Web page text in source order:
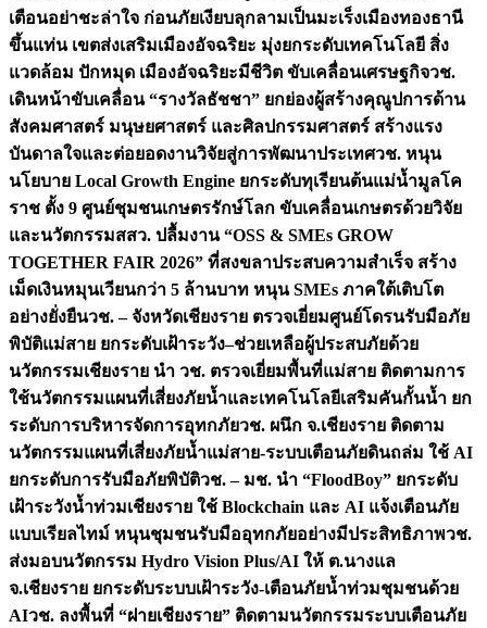
เตือนอย่าชะล่าใจ ก่อนภัยเงียบลุกลามเป็นมะเร็งเมืองทองธานี
ขึ้นแท่น เขตส่งเสริมเมืองอัจฉริยะ มุ่งยกระดับเทคโนโลยี สิ่ง
แวดล้อม ปักหมุด เมืองอัจฉริยะมีชีวิต ขับเคลื่อนเศรษฐกิจวช.
เดินหน้าขับเคลื่อน “รางวัลธัชชา” ยกย่องผู้สร้างคุณูปการด้าน
สังคมศาสตร์ มนุษยศาสตร์ และศิลปกรรมศาสตร์ สร้างแรง
บันดาลใจและต่อยอดงานวิจัยสู่การพัฒนาประเทศวช. หนุน
นโยบาย Local Growth Engine ยกระดับทุเรียนต้นแม่น้ำมูลโค
ราช ตั้ง 9 ศูนย์ชุมชนเกษตรรักษ์โลก ขับเคลื่อนเกษตรด้วยวิจัย
และนวัตกรรมสสว. ปลื้มงาน “OSS & SMEs GROW
TOGETHER FAIR 2026” ที่สงขลาประสบความสำเร็จ สร้าง
เม็ดเงินหมุนเวียนกว่า 5 ล้านบาท หนุน SMEs ภาคใต้เติบโต
อย่างยั่งยืนวช. – จังหวัดเชียงราย ตรวจเยี่ยมศูนย์โดรนรับมือภัย
พิบัติแม่สาย ยกระดับเฝ้าระวัง–ช่วยเหลือผู้ประสบภัยด้วย
นวัตกรรมเชียงราย นำ วช. ตรวจเยี่ยมพื้นที่แม่สาย ติดตามการ
ใช้นวัตกรรมแผนที่เสี่ยงภัยน้ำและเทคโนโลยีเสริมคันกั้นน้ำ ยก
ระดับการบริหารจัดการอุทกภัยวช. ผนึก จ.เชียงราย ติดตาม
นวัตกรรมแผนที่เสี่ยงภัยน้ำแม่สาย-ระบบเตือนภัยดินถล่ม ใช้ AI
ยกระดับการรับมือภัยพิบัติวช. – มช. นำ “FloodBoy” ยกระดับ
เฝ้าระวังน้ำท่วมเชียงราย ใช้ Blockchain และ AI แจ้งเตือนภัย
แบบเรียลไทม์ หนุนชุมชนรับมืออุทกภัยอย่างมีประสิทธิภาพวช.
ส่งมอบนวัตกรรม Hydro Vision Plus/AI ให้ ต.นางแล
จ.เชียงราย ยกระดับระบบเฝ้าระวัง-เตือนภัยน้ำท่วมชุมชนด้วย
AIวช. ลงพื้นที่ “ฝายเชียงราย” ติดตามนวัตกรรมระบบเตือนภัย